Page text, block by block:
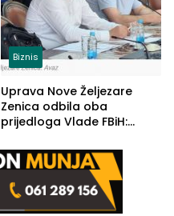
Biznis
Uprava Nove Željezare
Zenica odbila oba
prijedloga Vlade FBiH:
rješenje